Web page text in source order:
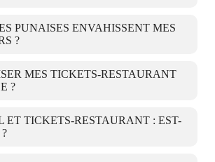
PUNAISES ENVAHISSENT MES
?
MES TICKETS-RESTAURANT
?
ET TICKETS-RESTAURANT : EST-